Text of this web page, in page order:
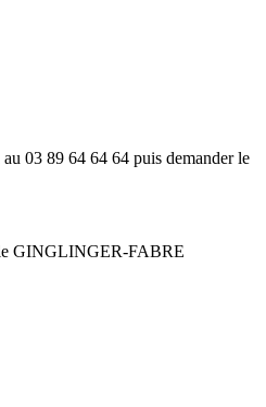
03 89 64 64 64 puis demander le
GINGLINGER-FABRE